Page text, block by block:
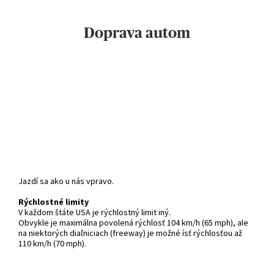
Doprava autom
Jazdí sa ako u nás vpravo.
Rýchlostné limity
V každom štáte USA je rýchlostný limit iný.
Obvykle je maximálna povolená rýchlosť 104 km/h (65 mph), ale
na niektorých diaľniciach (freeway) je možné ísť rýchlosťou až
110 km/h (70 mph).